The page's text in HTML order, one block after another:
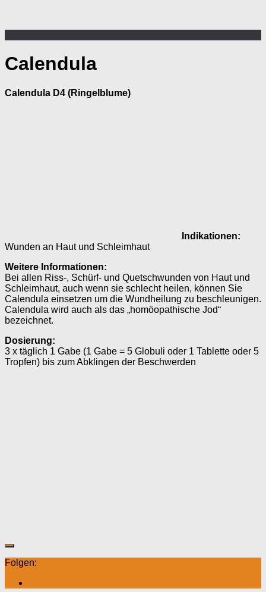
Calendula
Calendula D4 (Ringelblume)
Indikationen:
Wunden an Haut und Schleimhaut
Weitere Informationen:
Bei allen Riss-, Schürf- und Quetschwunden von Haut und
Schleimhaut, auch wenn sie schlecht heilen, können Sie
Calendula einsetzen um die Wundheilung zu beschleunigen.
Calendula wird auch als das „homöopathische Jod“
bezeichnet.
Dosierung:
3 x täglich 1 Gabe (1 Gabe = 5 Globuli oder 1 Tablette oder 5
Tropfen) bis zum Abklingen der Beschwerden
Folgen: